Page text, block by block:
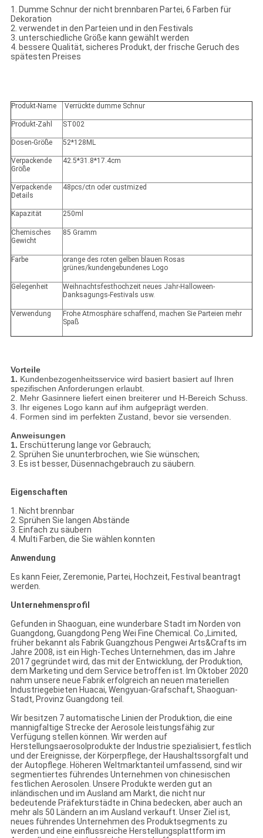
1. Dumme Schnur der nicht brennbaren Partei, 6 Farben für
Dekoration
2. verwendet in den Parteien und in den Festivals
3. unterschiedliche Größe kann gewählt werden
4. bessere Qualität, sicheres Produkt, der frische Geruch des
spätesten Preises
Produkt-Name Verrückte dumme Schnur
Produkt-Zahl ST002
Dosen-Größe 52*128ML
Verpackende
Größe
42.5*31.8*17.4cm
Verpackende
Details
48pcs/ctn oder custmized
Kapazität 250ml
Chemisches
Gewicht
85 Gramm
Farbe
orange des roten gelben blauen Rosas
grünes/kundengebundenes Logo
Gelegenheit
Weihnachtsfesthochzeit neues Jahr-Halloween-
Danksagungs-Festivals usw.
Verwendung
Frohe Atmosphäre schaffend, machen Sie Parteien mehr
Spaß
Vorteile
1. Kundenbezogenheitsservice wird basiert basiert auf Ihren
spezifischen Anforderungen erlaubt.
2. Mehr Gasinnere liefert einen breiterer und H-Bereich Schuss.
3. Ihr eigenes Logo kann auf ihm aufgeprägt werden.
4. Formen sind im perfekten Zustand, bevor sie versenden.
Anweisungen
1. Erschütterung lange vor Gebrauch;
2. Sprühen Sie ununterbrochen, wie Sie wünschen;
3. Es ist besser, Düsennachgebrauch zu säubern.
Eigenschaften
1. Nicht brennbar
2. Sprühen Sie langen Abstände
3. Einfach zu säubern
4. Multi Farben, die Sie wählen konnten
Anwendung
Es kann Feier, Zeremonie, Partei, Hochzeit, Festival beantragt
werden.
Unternehmensprofil
Gefunden in Shaoguan, eine wunderbare Stadt im Norden von
Guangdong, Guangdong Peng Wei Fine Chemical. Co.,Limited,
früher bekannt als Fabrik Guangzhous Pengwei Arts&Crafts im
Jahre 2008, ist ein High-Teches Unternehmen, das im Jahre
2017 gegründet wird, das mit der Entwicklung, der Produktion,
dem Marketing und dem Service betroffen ist. Im Oktober 2020
nahm unsere neue Fabrik erfolgreich an neuen materiellen
Industriegebieten Huacai, Wengyuan-Grafschaft, Shaoguan-
Stadt, Provinz Guangdong teil.
Wir besitzen 7 automatische Linien der Produktion, die eine
mannigfaltige Strecke der Aerosole leistungsfähig zur
Verfügung stellen können. Wir werden auf
Herstellungsaerosolprodukte der Industrie spezialisiert, festlich
und der Ereignisse, der Körperpflege, der Haushaltssorgfalt und
der Autopflege. Höheren Weltmarktanteil umfassend, sind wir
segmentiertes führendes Unternehmen von chinesischen
festlichen Aerosolen. Unsere Produkte werden gut an
inländischen und im Ausland am Markt, die nicht nur
bedeutende Präfekturstädte in China bedecken, aber auch an
mehr als 50 Ländern an im Ausland verkauft. Unser Ziel ist,
neues führendes Unternehmen des Produktsegments zu
werden und eine einflussreiche Herstellungsplattform im